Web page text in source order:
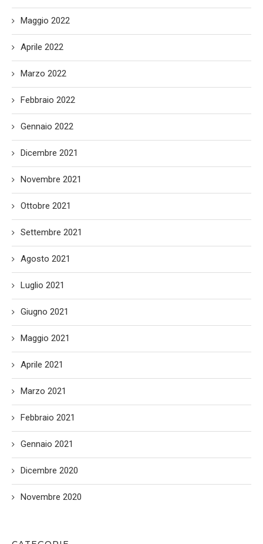
Maggio 2022
Aprile 2022
Marzo 2022
Febbraio 2022
Gennaio 2022
Dicembre 2021
Novembre 2021
Ottobre 2021
Settembre 2021
Agosto 2021
Luglio 2021
Giugno 2021
Maggio 2021
Aprile 2021
Marzo 2021
Febbraio 2021
Gennaio 2021
Dicembre 2020
Novembre 2020